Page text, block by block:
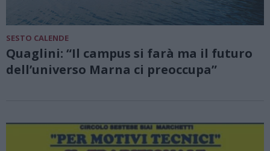
SESTO CALENDE
Quaglini: “Il campus si farà ma il futuro
dell’universo Marna ci preoccupa”